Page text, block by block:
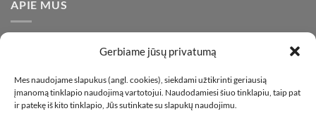
Gerbiame jūsų privatumą
Mes naudojame slapukus (angl. cookies), siekdami užtikrinti geriausią
įmanomą tinklapio naudojimą vartotojui. Naudodamiesi šiuo tinklapiu, taip pat
ir patekę iš kito tinklapio, Jūs sutinkate su slapukų naudojimu.
APIE MUS
visada stengiamės pasiūlyti tik kokybiškiausius ir geriausius
gaminius už bene mažiausią kainą rinkoje. Prekes pristatome
visoje Lietuvoje.